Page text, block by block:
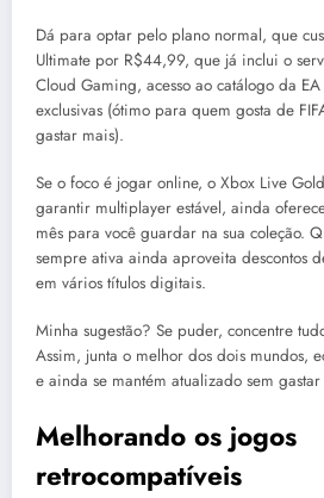
Dá para optar pelo plano normal, que
Ultimate por R$44,99, que já inclui o
Cloud Gaming, acesso ao catálogo da EA
exclusivas (ótimo para quem gosta de
gastar mais).
Se o foco é jogar online, o Xbox Live
garantir multiplayer estável, ainda
mês para você guardar na sua coleção.
sempre ativa ainda aproveita descontos
em vários títulos digitais.
Minha sugestão? Se puder, concentre
Assim, junta o melhor dos dois mundos,
e ainda se mantém atualizado sem
Melhorando os jogos
retrocompatíveis